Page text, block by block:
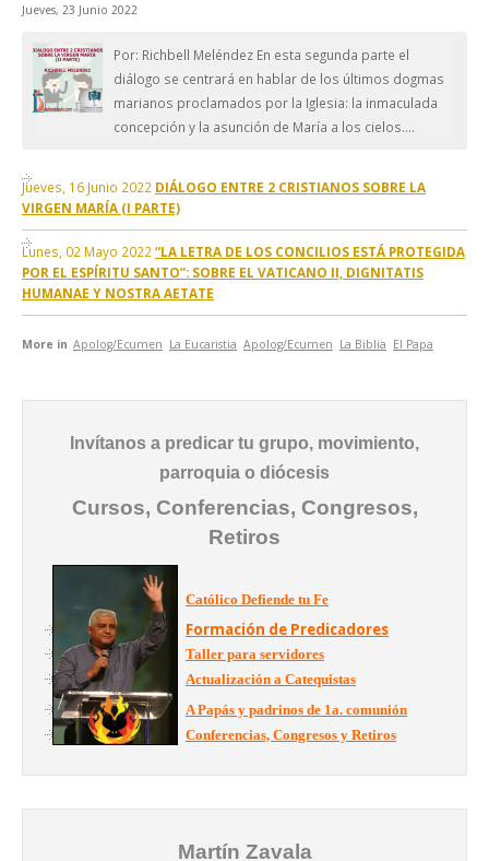
Jueves, 23 Junio 2022
Por: Richbell Meléndez En esta segunda parte el
diálogo se centrará en hablar de los últimos dogmas
marianos proclamados por la Iglesia: la inmaculada
concepción y la asunción de María a los cielos....
Jueves, 16 Junio 2022 DIÁLOGO ENTRE 2 CRISTIANOS SOBRE LA
VIRGEN MARÍA (I PARTE)
Lunes, 02 Mayo 2022 “LA LETRA DE LOS CONCILIOS ESTÁ PROTEGIDA
POR EL ESPÍRITU SANTO”: SOBRE EL VATICANO II, DIGNITATIS
HUMANAE Y NOSTRA AETATE
More in Apolog/Ecumen La Eucaristia Apolog/Ecumen La Biblia El Papa
Invítanos a predicar tu grupo, movimiento,
parroquia o diócesis
Cursos, Conferencias, Congresos,
Retiros
Católico Defiende tu Fe
Formación de Predicadores
Taller para servidores
Actualización a Catequistas
A Papás y padrinos de 1a. comunión
Conferencias, Congresos y Retiros
Martín Zavala